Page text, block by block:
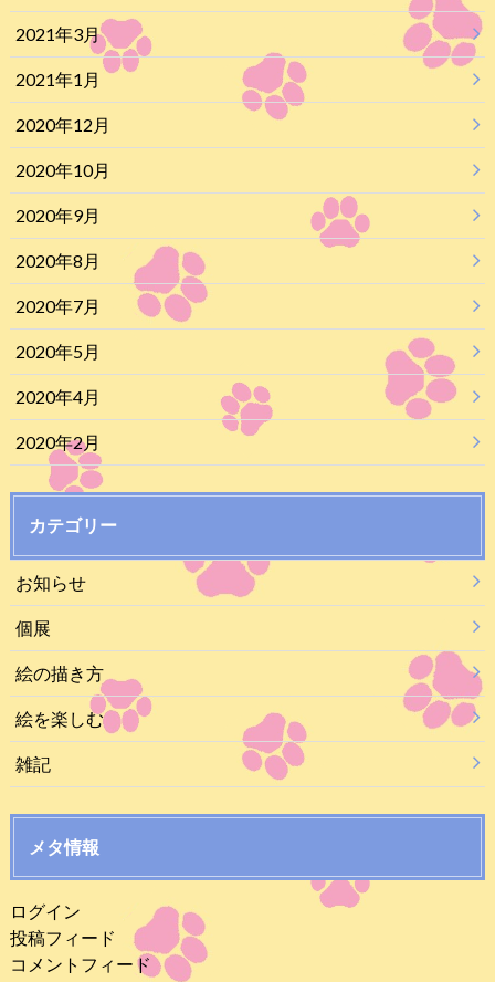
2021年3月
2021年1月
2020年12月
2020年10月
2020年9月
2020年8月
2020年7月
2020年5月
2020年4月
2020年2月
カテゴリー
お知らせ
個展
絵の描き方
絵を楽しむ
雑記
メタ情報
ログイン
投稿フィード
コメントフィード